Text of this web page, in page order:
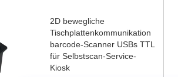
2D bewegliche
Tischplattenkommunikation
barcode-Scanner USBs TTL
für Selbstscan-Service-
Kiosk